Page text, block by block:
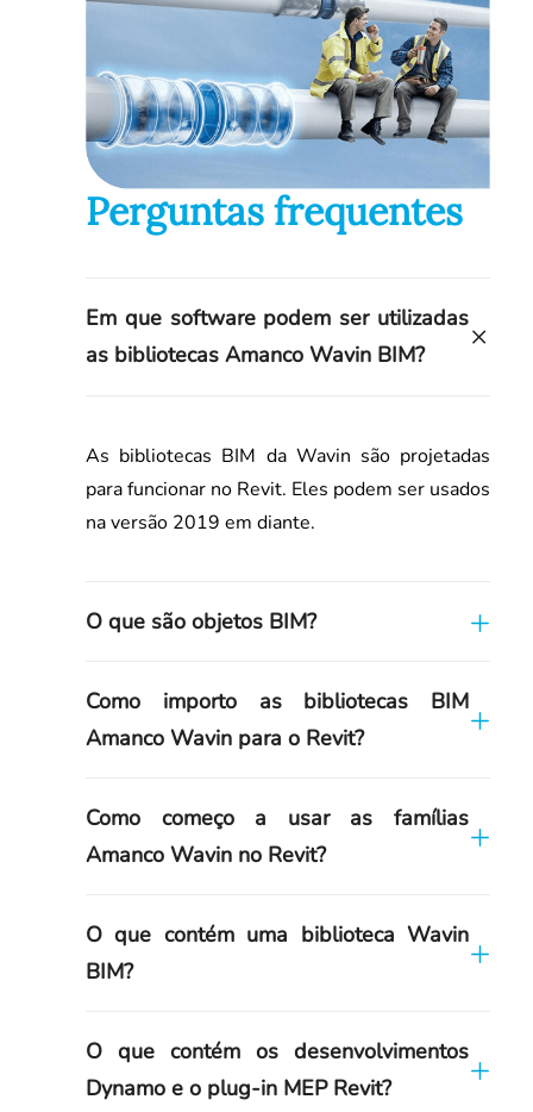
Perguntas frequentes
Em que software podem ser utilizadas
as bibliotecas Amanco Wavin BIM?
As bibliotecas BIM da Wavin são projetadas
para funcionar no Revit. Eles podem ser usados
​​na versão 2019 em diante.
O que são objetos BIM?
Como importo as bibliotecas BIM
Amanco Wavin para o Revit?
Como começo a usar as famílias
Amanco Wavin no Revit?
O que contém uma biblioteca Wavin
BIM?
O que contém os desenvolvimentos
Dynamo e o plug-in MEP Revit?